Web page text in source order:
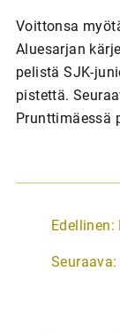
Voittonsa
Aluesarjan
pelistä SJK-
pistettä.
Prunttimäessä
A
t
Edellinen:
Seuraava: